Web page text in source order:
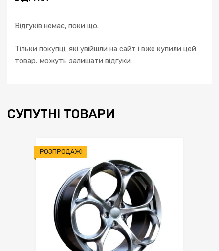
Відгуків немає, поки що.
Тільки покупці, які увійшли на сайт і вже купили цей
товар, можуть залишати відгуки.
СУПУТНІ ТОВАРИ
РОЗПРОДАЖ!